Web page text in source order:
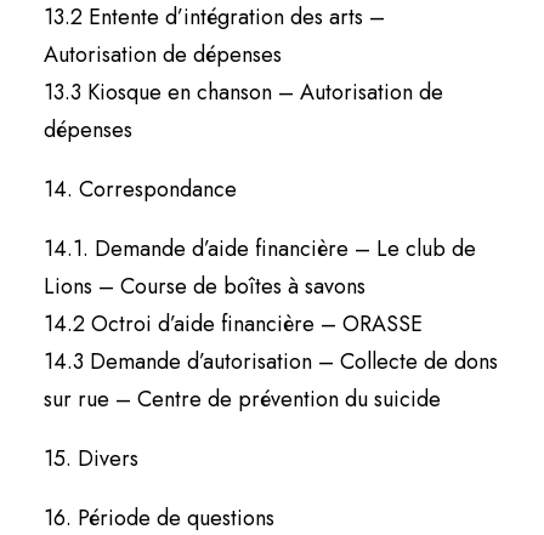
13.2 Entente d’intégration des arts –
Autorisation de dépenses
13.3 Kiosque en chanson – Autorisation de
dépenses
14. Correspondance
14.1. Demande d’aide financière – Le club de
Lions – Course de boîtes à savons
14.2 Octroi d’aide financière – ORASSE
14.3 Demande d’autorisation – Collecte de dons
sur rue – Centre de prévention du suicide
15. Divers
16. Période de questions